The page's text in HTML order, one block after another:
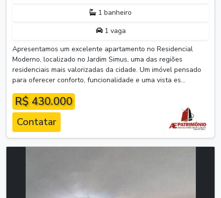
1 banheiro
1 vaga
Apresentamos um excelente apartamento no Residencial
Moderno, localizado no Jardim Simus, uma das regiões
residenciais mais valorizadas da cidade. Um imóvel pensado
para oferecer conforto, funcionalidade e uma vista es...
R$ 430.000
Contatar